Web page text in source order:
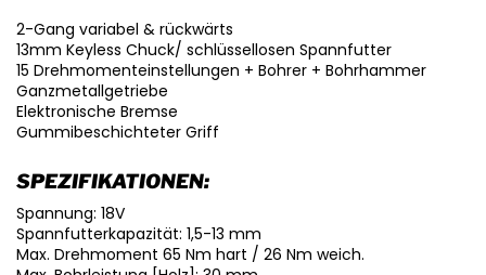
2-Gang variabel & rückwärts
13mm Keyless Chuck/ schlüssellosen Spannfutter
15 Drehmomenteinstellungen + Bohrer + Bohrhammer
Ganzmetallgetriebe
Elektronische Bremse
Gummibeschichteter Griff
SPEZIFIKATIONEN:
Spannung: 18V
Spannfutterkapazität: 1,5-13 mm
Max. Drehmoment 65 Nm hart / 26 Nm weich.